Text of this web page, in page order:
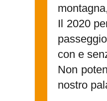
Il 2020
con e
Non
nostro